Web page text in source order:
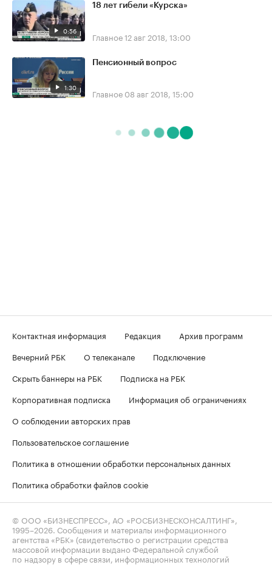
0:56
18 лет гибели «Курска»
Главное12 авг 2018, 13:00
1:30
Пенсионный вопрос
Главное 08 авг 2018, 15:00
Контактная информация Редакция
Архив программ
Вечерний РБК
О телеканале
Подключение
Скрыть баннеры на РБК
Подписка на РБК
Корпоративная подписка
Информация об ограничениях
О соблюдении авторских прав
Пользовательское соглашение
Политика в отношении обработки персональных данных
Политика обработки файлов cookie
© ООО «БИЗНЕСПРЕСС», АО «РОСБИЗНЕСКОНСАЛТИНГ»,
1995–2026. Сообщения и материалы информационного
агентства «РБК» (свидетельство о регистрации средства
массовой информации выдано Федеральной службой
по надзору в сфере связи, информационных технологий